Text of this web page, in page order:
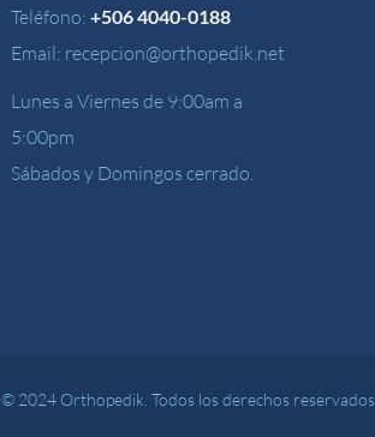
Teléfono: +506 4040-0188
Email: recepcion@orthopedik.net
Lunes a Viernes de 9:00am a
5:00pm
Sábados y Domingos cerrado.
© 2024 Orthopedik. Todos los derechos reservados.